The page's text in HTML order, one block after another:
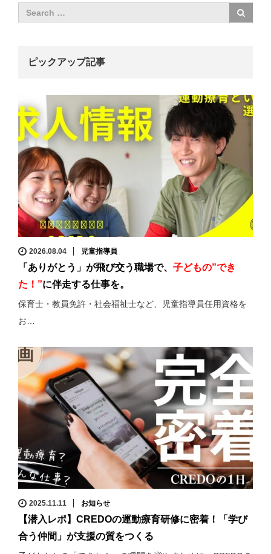
ピックアップ記事
2026.08.04 児童指導員
「ありがとう」が飛び交う職場で、 子どもの”でき
た！”に伴走する仕事を。
保育士・教員免許・社会福祉士など、児童指導員任用資格を
お…
2025.11.11 お知らせ
【潜入レポ】CREDOの運動療育研修に密着！「学び
合う仲間」が支援の質をつくる